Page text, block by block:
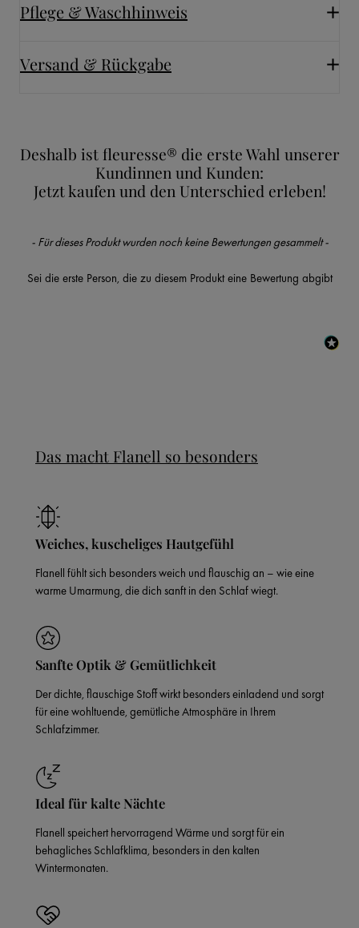
Pflege & Waschhinweis
Versand & Rückgabe
Deshalb ist fleuresse® die erste Wahl unserer
Kundinnen und Kunden:
Jetzt kaufen und den Unterschied erleben!
- Für dieses Produkt wurden noch keine Bewertungen gesammelt -
Sei die erste Person, die zu diesem Produkt eine Bewertung abgibt
New content loaded
Das macht Flanell so besonders
Weiches, kuscheliges Hautgefühl
Flanell fühlt sich besonders weich und flauschig an – wie eine
warme Umarmung, die dich sanft in den Schlaf wiegt.
Sanfte Optik & Gemütlichkeit
Der dichte, flauschige Stoff wirkt besonders einladend und sorgt
für eine wohltuende, gemütliche Atmosphäre in Ihrem
Schlafzimmer.
Ideal für kalte Nächte
Flanell speichert hervorragend Wärme und sorgt für ein
behagliches Schlafklima, besonders in den kalten
Wintermonaten.